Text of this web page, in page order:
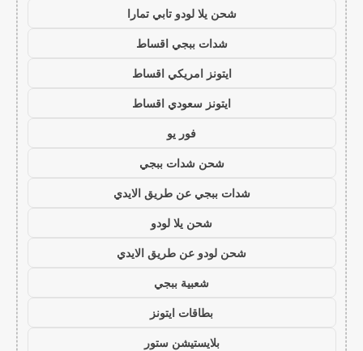
شحن يلا لودو تابي تمارا
شدات ببجي اقساط
ايتونز امريكي اقساط
ايتونز سعودي اقساط
فور يو
شحن شدات ببجي
شدات ببجي عن طريق الايدي
شحن يلا لودو
شحن لودو عن طريق الايدي
شعبية ببجي
بطاقات ايتونز
بلايستيشن ستور